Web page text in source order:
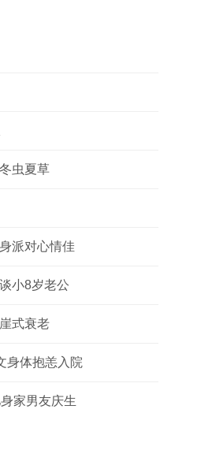
虫夏草
派对心情佳
小8岁老公
式衰老
身体抱恙入院
家男友庆生